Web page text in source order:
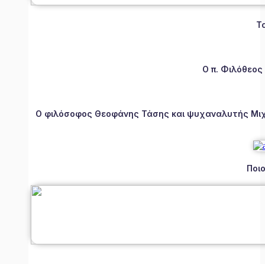
Ο π.
Ο φιλόσοφος Θεοφάνης Τάσης και ψυχαναλυτής